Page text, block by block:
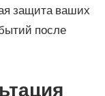
защита ваших
после